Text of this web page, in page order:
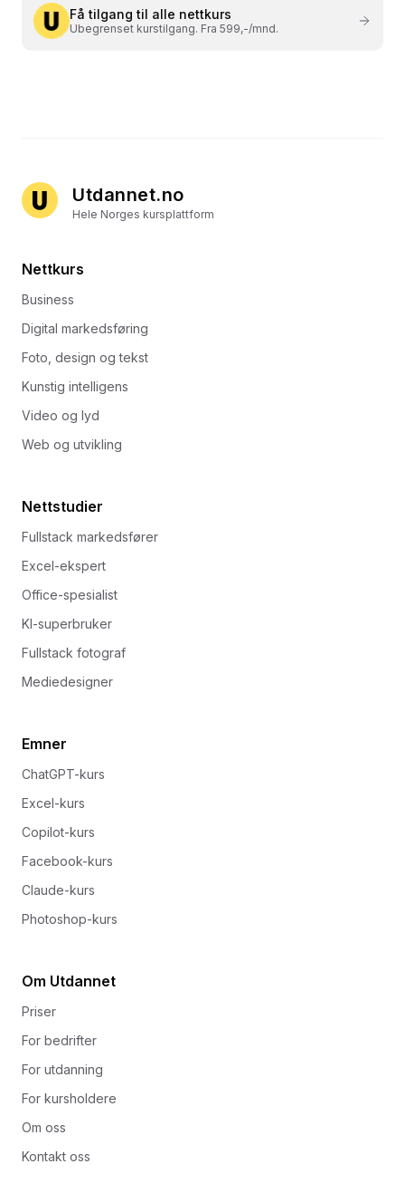
Få tilgang til alle nettkurs
Ubegrenset kurstilgang. Fra 599,-/mnd.
Utdannet.no
Hele Norges kursplattform
Nettkurs
Business
Digital markedsføring
Foto, design og tekst
Kunstig intelligens
Video og lyd
Web og utvikling
Nettstudier
Fullstack markedsfører
Excel-ekspert
Office-spesialist
KI-superbruker
Fullstack fotograf
Mediedesigner
Emner
ChatGPT-kurs
Excel-kurs
Copilot-kurs
Facebook-kurs
Claude-kurs
Photoshop-kurs
Om Utdannet
Priser
For bedrifter
For utdanning
For kursholdere
Om oss
Kontakt oss